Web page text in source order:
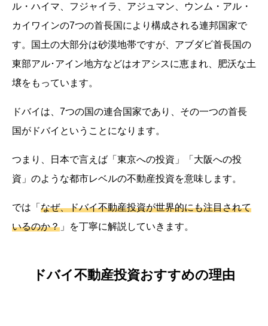
ル・ハイマ、フジャイラ、アジュマン、ウンム・アル・
カイワインの7つの首長国により構成される連邦国家で
す。国土の大部分は砂漠地帯ですが、アブダビ首長国の
東部アル･アイン地方などはオアシスに恵まれ、肥沃な土
壌をもっています。
ドバイは、7つの国の連合国家であり、その一つの首長
国がドバイということになります。
つまり、日本で言えば「東京への投資」「大阪への投
資」のような都市レベルの不動産投資を意味します。
では「 なぜ、ドバイ不動産投資が世界的にも注目されて
いるのか？ 」を丁寧に解説していきます。
ドバイ不動産投資おすすめの理由